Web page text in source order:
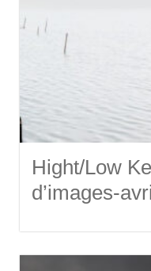
Hight/Low
d’images-